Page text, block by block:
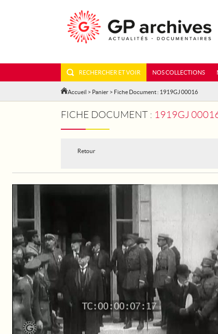
RECHERCHER ET VOIR NOS COLLECTIONS
Accueil > Panier > Fiche Document : 1919GJ 00016
FICHE DOCUMENT : 1919GJ
Retour